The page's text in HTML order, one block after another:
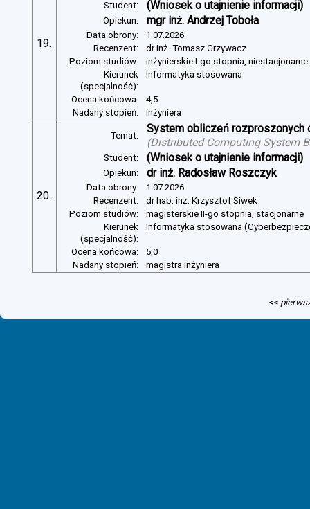
19.
Student: (Wniosek o utajnienie informacji)
Opiekun: mgr inż. Andrzej Toboła
Data obrony:
1.07.2026
Recenzent:
dr inż. Tomasz Grzywacz
Poziom studiów:
inżynierskie I-go stopnia, niestacjonarne
Kierunek
(specjalność):
Informatyka stosowana
Ocena końcowa:
4,5
Nadany stopień:
inżyniera
20.
Temat:
System obliczeń rozproszonych
(Distributed Computing System
Student: (Wniosek o utajnienie informacji)
Opiekun: dr inż. Radosław Roszczyk
Data obrony:
1.07.2026
Recenzent:
dr hab. inż. Krzysztof Siwek
Poziom studiów:
magisterskie II-go stopnia, stacjonarne
Kierunek
(specjalność):
Informatyka stosowana
Ocena końcowa:
5,0
Nadany stopień:
magistra inżyniera
<<